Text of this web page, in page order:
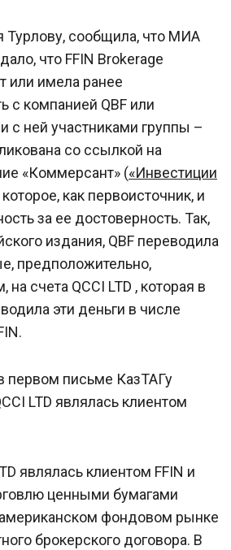
Турлову, сообщила, что МИА
что FFIN Brokerage
или имела ранее
с компанией QBF или
ней участниками группы –
со ссылкой на
«Коммерсант» («Инвестиции
которое, как первоисточник, и
за ее достоверность. Так,
издания, QBF переводила
предположительно,
счета QCCI LTD , которая в
эти деньги в числе
первом письме КазТАГу
LTD являлась клиентом
являлась клиентом FFIN и
ценными бумагами
фондовом рынке
брокерского договора. В